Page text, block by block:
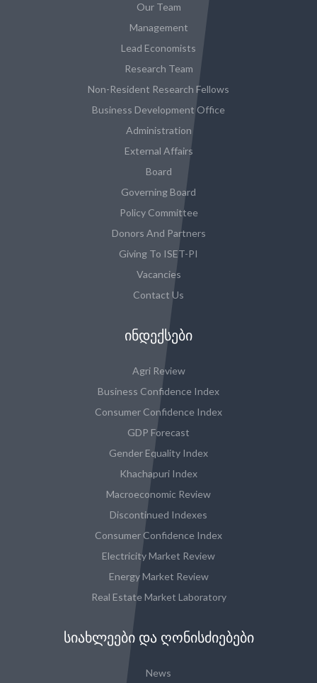
Our Team
Management
Lead Economists
Research Team
Non-Resident Research Fellows
Business Development Office
Administration
External Affairs
Board
Governing Board
Policy Committee
Donors And Partners
Giving To ISET-PI
Vacancies
Contact Us
ᲘᲜᲓᲔᲥᲡᲔᲑᲘ
Agri Review
Business Confidence Index
Consumer Confidence Index
GDP Forecast
Gender Equality Index
Khachapuri Index
Macroeconomic Review
Discontinued Indexes
Consumer Confidence Index
Electricity Market Review
Energy Market Review
Real Estate Market Laboratory
ᲡᲘᲐᲮᲚᲔᲔᲑᲘ ᲓᲐ ᲦᲝᲜᲘᲡᲫᲘᲔᲑᲔᲑᲘ
News